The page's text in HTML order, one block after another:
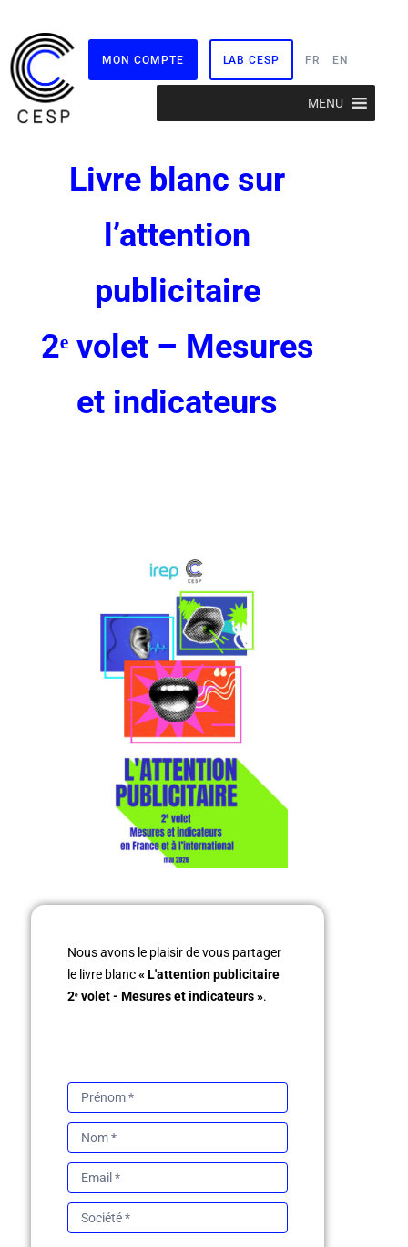
MON COMPTE LAB CESP FR EN
MENU
Livre blanc sur
l’attention
publicitaire
2ᵉ volet – Mesures
et indicateurs
Livre
blanc
sur
volet
Mesures
et
indicateurs
Nous avons le plaisir de vous partager
le livre blanc« L'attention publicitaire
2ᵉ volet - Mesures et indicateurs ».